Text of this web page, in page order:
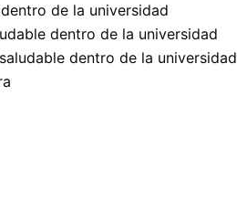
de la universidad
dentro de la universidad
dentro de la universidad